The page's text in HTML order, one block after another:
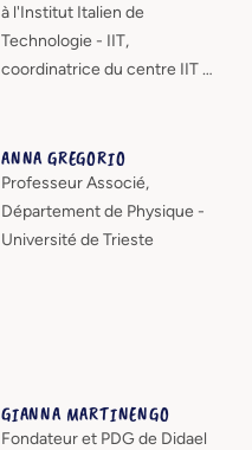
à l'Institut Italien de
Technologie - IIT,
coordinatrice du centre IIT …
ANNA GREGORIO
Professeur Associé,
Département de Physique -
Université de Trieste
GIANNA MARTINENGO
Fondateur et PDG de Didael